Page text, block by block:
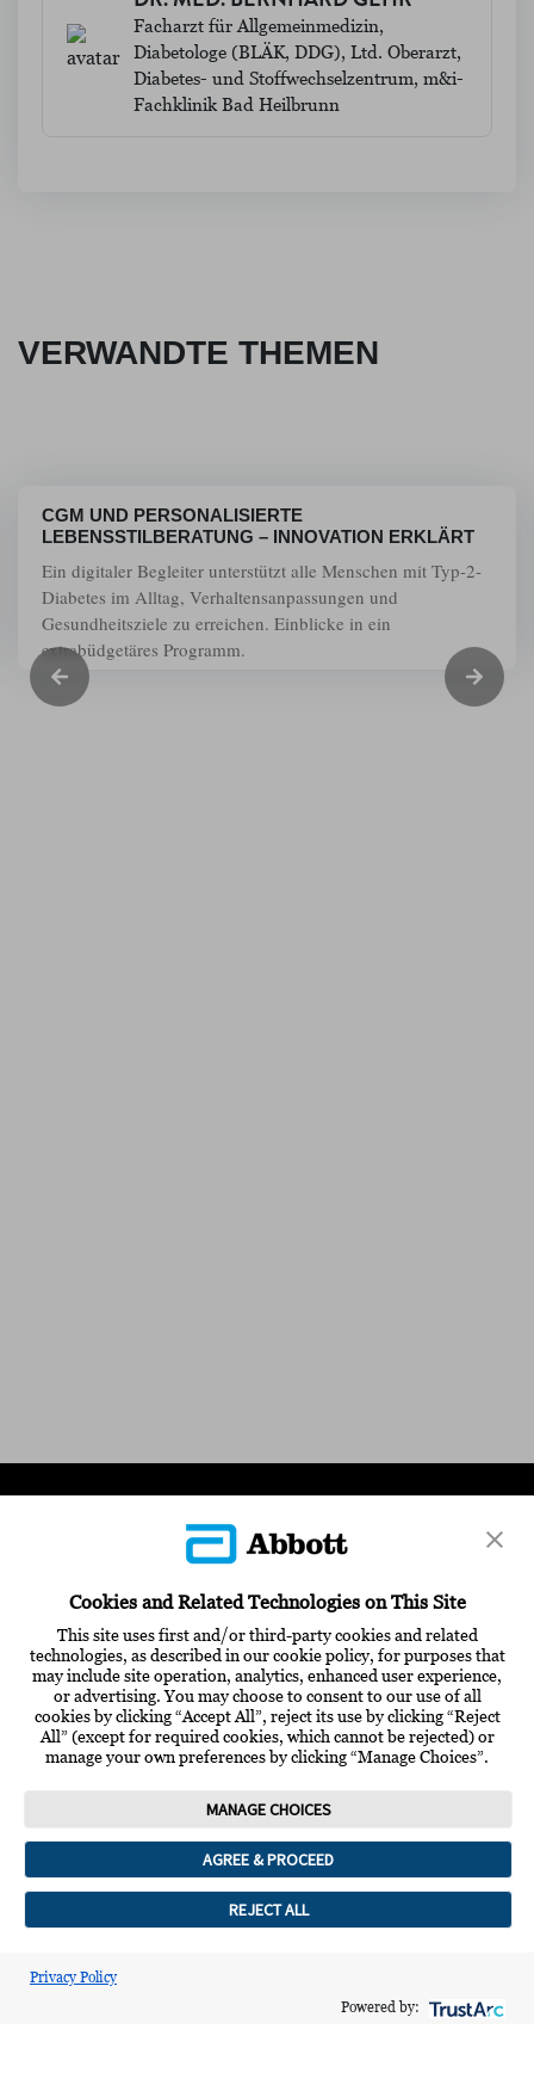
Facharzt für Allgemeinmedizin,
Diabetologe (BLÄK, DDG), Ltd. Oberarzt,
Diabetes- und Stoffwechselzentrum, m&i-
Fachklinik Bad Heilbrunn
VERWANDTE THEMEN
CGM UND PERSONALISIERTE
LEBENSSTILBERATUNG – INNOVATION ERKLÄRT
Ein digitaler Begleiter unterstützt alle Menschen mit Typ-2-
Diabetes im Alltag, Verhaltensanpassungen und
Gesundheitsziele zu erreichen. Einblicke in ein
extrabüdgetäres Programm.
Cookies and Related Technologies on This Site
This site uses first and/or third-party cookies and related
technologies, as described in our cookie policy, for purposes that
may include site operation, analytics, enhanced user experience,
or advertising. You may choose to consent to our use of all
cookies by clicking “Accept All”, reject its use by clicking “Reject
All” (except for required cookies, which cannot be rejected) or
manage your own preferences by clicking “Manage Choices”.
MANAGE CHOICES
AGREE & PROCEED
REJECT ALL
Privacy Policy
Powered by:
ANMELDEN / REGISTRIEREN
ÜBER ABBOTT
EVENTS & FORTBILDUNGEN
ZERTIFIZIERTE ANGEBOTE
MEDIATHEK
WISSENSCHAFT
DATENSCHUTZERKLÄRUNG
NUTZUNGSBEDINGUNGEN
COOKIE-PRÄFERENZEN